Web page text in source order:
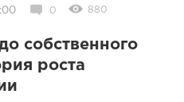
0 880
собственного
роста